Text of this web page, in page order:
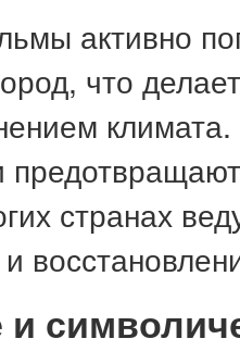
активно
что
странах
и